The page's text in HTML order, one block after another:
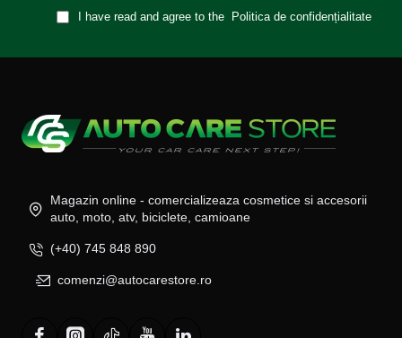
I have read and agree to the Politica de confidențialitate
Magazin online - comercializeaza cosmetice si accesorii
auto, moto, atv, biciclete, camioane
(+40) 745 848 890
comenzi@autocarestore.ro